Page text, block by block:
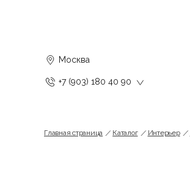
Москва
+7 (903) 180 40 90
Главная страница Каталог Интерьер